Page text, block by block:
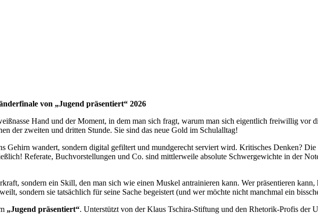
von „Jugend präsentiert“ 2026
Hand und der Moment, in dem man sich fragt, warum man sich eigentlich freiwillig vor
der zweiten und dritten Stunde. Sie sind das neue Gold im Schulalltag!
Gehirn wandert, sondern digital gefiltert und mundgerecht serviert wird. Kritisches Denken?
Referate, Buchvorstellungen und Co. sind mittlerweile absolute Schwergewichte in der
sondern ein Skill, den man sich wie einen Muskel antrainieren kann. Wer präsentieren
sondern sie tatsächlich für seine Sache begeistert (und wer möchte nicht manchmal ein
„Jugend präsentiert“. Unterstützt von der Klaus Tschira-Stiftung und den Rhetorik-Profis der